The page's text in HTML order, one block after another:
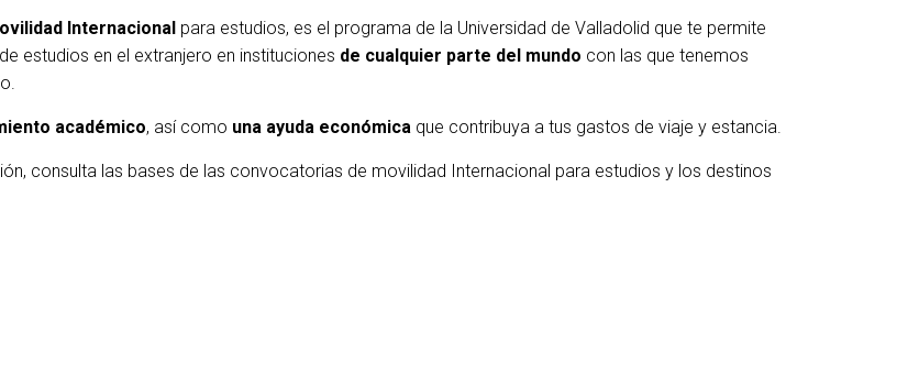
Internacional para estudios, es el programa de la Universidad de Valladolid que te permite
estudios en el extranjero en instituciones de cualquier parte del mundo con las que tenemos
académico, así como una ayuda económicaque contribuya a tus gastos de viaje y estancia.
consulta las bases de las convocatorias de movilidad Internacional para estudios y los destinos